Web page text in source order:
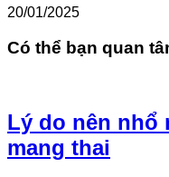
20/01/2025
Có thể bạn quan
Lý do nên nhổ
mang thai